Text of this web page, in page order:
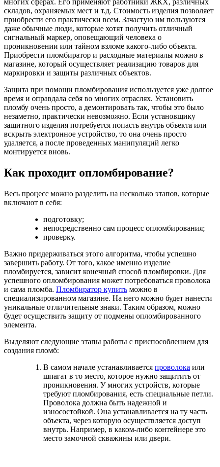
многих сферах. Его применяют работники ЖКХ, различных
складов, охраняемых мест и т.д. Стоимость изделия позволяет
приобрести его практически всем. Зачастую им пользуются
даже обычные люди, которые хотят получить отличный
сигнальный маркер, оповещающий человека о
проникновении или тайном взломе какого-либо объекта.
Приобрести пломбиратор и расходные материалы можно в
магазине, который осуществляет реализацию товаров для
маркировки и защиты различных объектов.
Защита при помощи пломбирования используется уже долгое
время и оправдала себя во многих отраслях. Установить
пломбу очень просто, а демонтировать так, чтобы это было
незаметно, практически невозможно. Если установщику
защитного изделия потребуется попасть внутрь объекта или
вскрыть электронное устройство, то она очень просто
удаляется, а после проведенных манипуляций легко
монтируется вновь.
Как проходит опломбирование?
Весь процесс можно разделить на несколько этапов, которые
включают в себя:
подготовку;
непосредственно сам процесс опломбирования;
проверку.
Важно придерживаться этого алгоритма, чтобы успешно
завершить работу. От того, какое именно изделие
пломбируется, зависит конечный способ пломбировки. Для
успешного опломбирования может потребоваться проволока
и сама пломба. Пломбиратор купить можно в
специализированном магазине. На него можно будет нанести
уникальные отличительные знаки. Таким образом, можно
будет осуществить защиту от подмены опломбированного
элемента.
Выделяют следующие этапы работы с приспособлением для
создания пломб:
В самом начале устанавливается проволока или
шпагат в то место, которое нужно защитить от
проникновения. У многих устройств, которые
требуют пломбирования, есть специальные петли.
Проволока должна быть надежной и
износостойкой. Она устанавливается на ту часть
объекта, через которую осуществляется доступ
внутрь. Например, в каком-либо контейнере это
место замочной скважины или двери.